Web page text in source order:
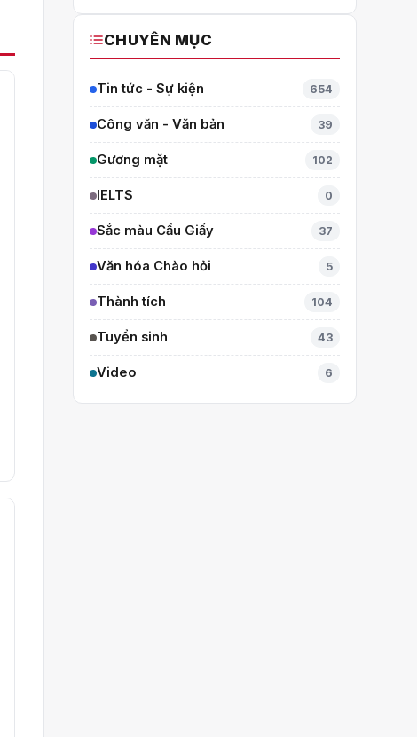
CHUYÊN MỤC
Tin tức - Sự kiện 654
Công văn - Văn bản 39
Gương mặt 102
IELTS 0
Sắc màu Cầu Giấy 37
Văn hóa Chào hỏi 5
Thành tích 104
Tuyển sinh 43
Video 6